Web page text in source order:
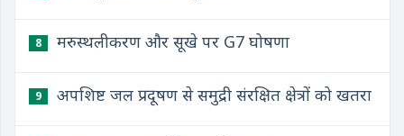
8 मरुस्थलीकरण और सूखे पर G7 घोषणा
9 अपशिष्ट जल प्रदूषण से समुद्री संरक्षित क्षेत्रों को खतरा